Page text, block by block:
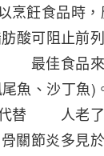
烹飪食品時
酸可阻止前
最佳食品來
魚、沙丁魚)
代替 人老了
炎多見於